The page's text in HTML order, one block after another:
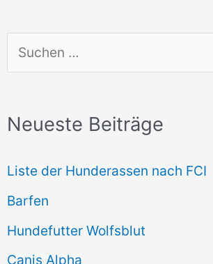
u
h
n
n
a
c
Neueste Beiträge
Liste der Hunderassen nach FCI
Barfen
Hundefutter Wolfsblut
Canis Alpha